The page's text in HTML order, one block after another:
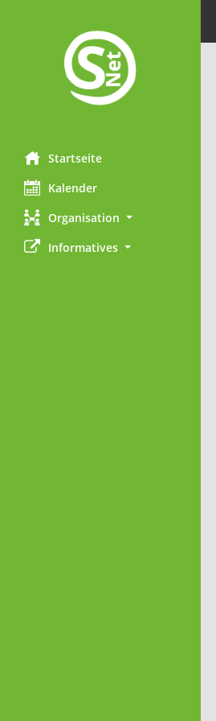
Startseite
Kalender
Organisation
Informatives